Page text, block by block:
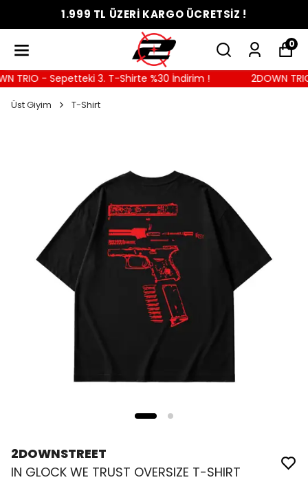
1.999 TL ÜZERİ KARGO ÜCRETSİZ !
0
TRIO - Sepetteki 3. T-Shirte %30 İndirim ! 2DOWN
Üst Giyim T-Shirt
2DOWNSTREET
IN GLOCK WE TRUST OVERSIZE T-SHIRT